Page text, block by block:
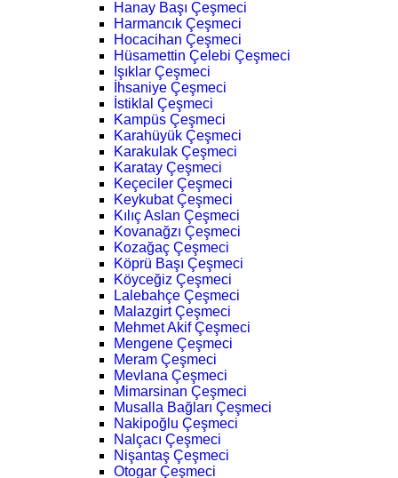
Hanay Başı Çeşmeci
Harmancık Çeşmeci
Hocacihan Çeşmeci
Hüsamettin Çelebi Çeşmeci
Işıklar Çeşmeci
İhsaniye Çeşmeci
İstiklal Çeşmeci
Kampüs Çeşmeci
Karahüyük Çeşmeci
Karakulak Çeşmeci
Karatay Çeşmeci
Keçeciler Çeşmeci
Keykubat Çeşmeci
Kılıç Aslan Çeşmeci
Kovanağzı Çeşmeci
Kozağaç Çeşmeci
Köprü Başı Çeşmeci
Köyceğiz Çeşmeci
Lalebahçe Çeşmeci
Malazgirt Çeşmeci
Mehmet Akif Çeşmeci
Mengene Çeşmeci
Meram Çeşmeci
Mevlana Çeşmeci
Mimarsinan Çeşmeci
Musalla Bağları Çeşmeci
Nakipoğlu Çeşmeci
Nalçacı Çeşmeci
Nişantaş Çeşmeci
Otogar Çeşmeci